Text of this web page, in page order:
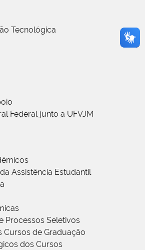
Tecnológica
Federal junto a UFVJM
Assistência Estudantil
Processos Seletivos
Cursos de Graduação
dos Cursos